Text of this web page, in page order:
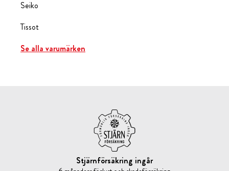
Seiko
Tissot
Se alla varumärken
Stjärnförsäkring ingår